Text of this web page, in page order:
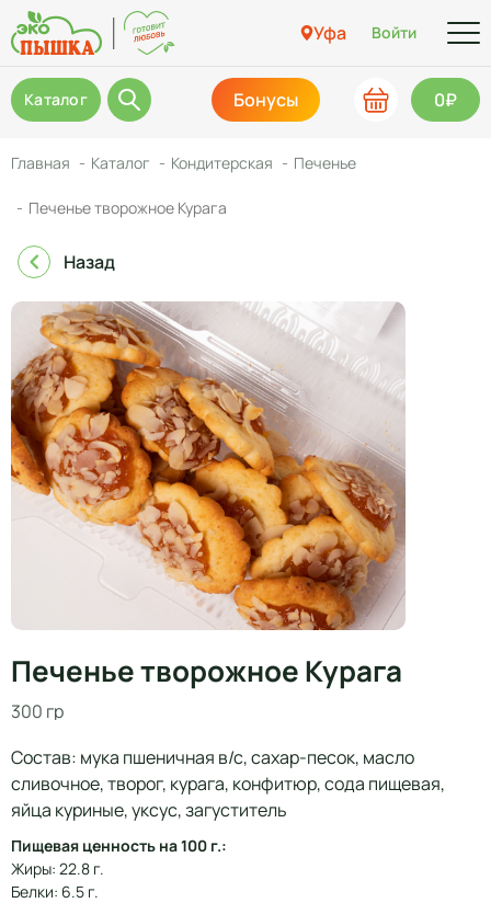
Уфа Войти
Каталог Бонусы 0₽
Главная Каталог Кондитерская Печенье
Печенье творожное Курага
Назад
Печенье творожное Курага
300 гр
Состав: мука пшеничная в/с, сахар-песок, масло
сливочное, творог, курага, конфитюр, сода пищевая,
яйца куриные, уксус, загуститель
Пищевая ценность на 100 г.:
Жиры: 22.8 г.
Белки: 6.5 г.